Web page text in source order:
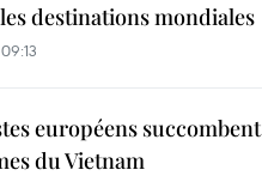
destinations mondiales
européens succombent
du Vietnam